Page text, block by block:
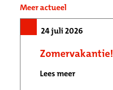
Meer actueel
24 juli 2026
Zomervakantie!
Lees meer